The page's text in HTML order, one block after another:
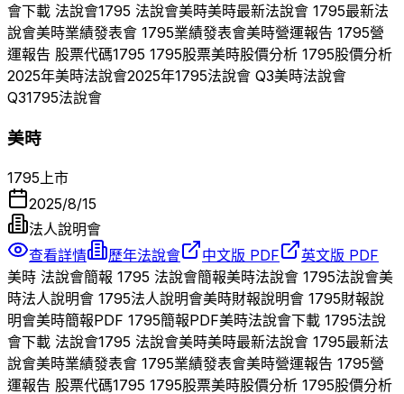
會下載 法說會1795 法說會美時美時最新法說會 1795最新法
說會美時業績發表會 1795業績發表會美時營運報告 1795營
運報告 股票代碼1795 1795股票美時股價分析 1795股價分析
2025年美時法說會2025年1795法說會 Q3美時法說會
Q31795法說會
美時
1795 上市
2025/8/15
法人說明會
查看詳情
歷年法說會 中文版 PDF
英文版 PDF
美時 法說會簡報 1795 法說會簡報美時法說會 1795法說會美
時法人說明會 1795法人說明會美時財報說明會 1795財報說
明會美時簡報PDF 1795簡報PDF美時法說會下載 1795法說
會下載 法說會1795 法說會美時美時最新法說會 1795最新法
說會美時業績發表會 1795業績發表會美時營運報告 1795營
運報告 股票代碼1795 1795股票美時股價分析 1795股價分析